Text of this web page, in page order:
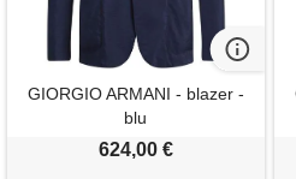
GIORGIO ARMANI - blazer -
blu
624,00 €